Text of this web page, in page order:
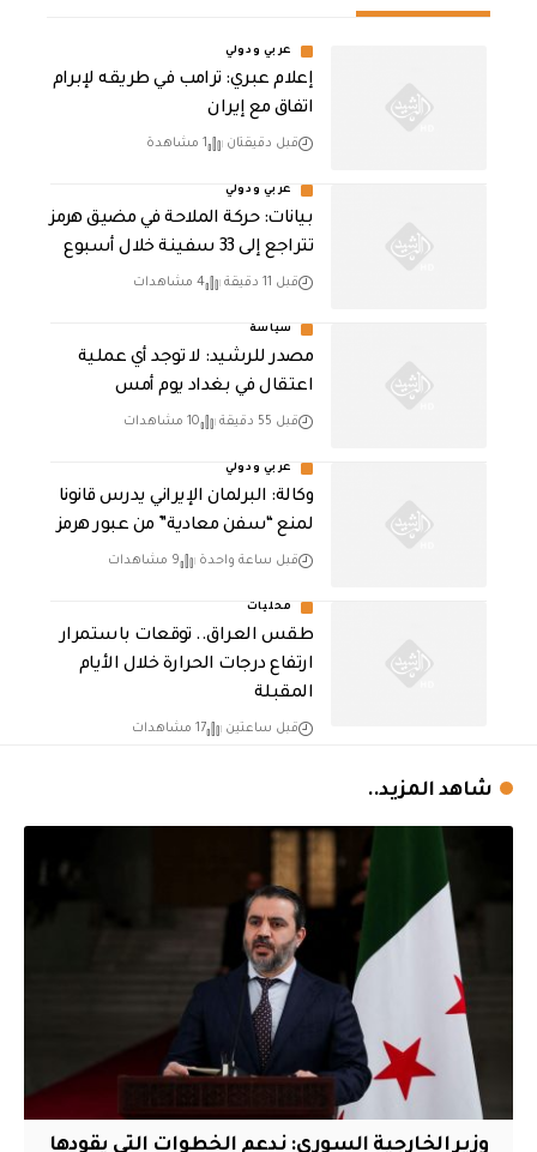
عربي ودولي
إعلام عبري: ترامب في طريقه لإبرام
اتفاق مع إيران
قبل دقيقتان 1 مشاهدة
عربي ودولي
بيانات: حركة الملاحة في مضيق هرمز
تتراجع إلى 33 سفينة خلال أسبوع
قبل 11 دقيقة 4 مشاهدات
سياسة
مصدر للرشيد: لا توجد أي عملية
اعتقال في بغداد يوم أمس
قبل 55 دقيقة 10 مشاهدات
عربي ودولي
وكالة: البرلمان الإيراني يدرس قانونا
لمنع “سفن معادية” من عبور هرمز
قبل ساعة واحدة 9 مشاهدات
محليات
طقس العراق.. توقعات باستمرار
ارتفاع درجات الحرارة خلال الأيام
المقبلة
قبل ساعتين 17 مشاهدات
شاهد المزيد..
وزير الخارجية السوري: ندعم الخطوات التي يقودها